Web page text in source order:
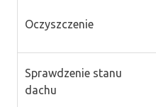
Oczyszczenie
Sprawdzenie stanu
dachu